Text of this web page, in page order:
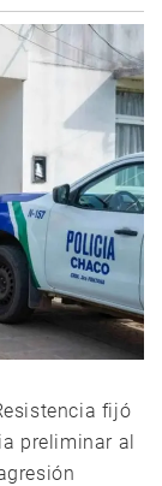
fijó
preliminar al